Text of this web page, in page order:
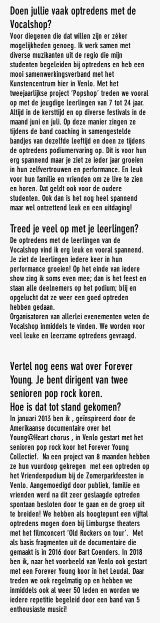
Doen jullie vaak optredens met de
Vocalshop?
Voor diegenen die dat willen zijn er zéker
mogelijkheden genoeg. Ik werk samen met
diverse muzikanten uit de regio die mijn
studenten begeleiden bij optredens en heb een
mooi samenwerkingsverband met het
Kunstencentrum hier in Venlo. Met het
tweejaarlijkse project ‘Popshop’ treden we vooral
op met de jeugdige leerlingen van 7 tot 24 jaar.
Altijd in de kersttijd en op diverse festivals in de
maand juni en juli. Op deze manier zingen ze
tijdens de band coaching in samengestelde
bandjes van dezelfde leeftijd en doen ze tijdens
de optredens podiumervaring op. Dit is voor hun
erg spannend maar je ziet ze ieder jaar groeien
in hun zelfvertrouwen en performance. En leuk
voor hun familie en vrienden om ze live te zien
en horen. Dat geldt ook voor de oudere
studenten. Ook dan is het nog heel spannend
maar wel ontzettend leuk en een uitdaging!
Treed je veel op met je leerlingen?
De optredens met de leerlingen van de
Vocalshop vind ik erg leuk en vooral spannend.
Je ziet de leerlingen iedere keer in hun
performance groeien! Op het einde van iedere
show zing ik soms even mee; dan is het feest en
staan alle deelnemers op het podium; blij en
opgelucht dat ze weer een goed optreden
hebben gedaan.
Organisatoren van allerlei evenementen weten de
Vocalshop inmiddels te vinden. We worden voor
veel leuke en leerzame optredens gevraagd.
Vertel nog eens wat over Forever
Young. Je bent dirigent van twee
senioren pop rock koren.
Hoe is dat tot stand gekomen?
In januari 2013 ben ik , geïnspireerd door de
Amerikaanse documentaire over het
Young@Heart chorus , in Venlo gestart met het
senioren pop rock koor het Forever Young
Collectief. Na een project van 8 maanden hebben
ze hun vuurdoop gekregen met een optreden op
het Vriendenpodium bij de Zomerparkfeesten in
Venlo. Aangemoedigd door publiek, familie en
vrienden werd na dit zeer geslaagde optreden
spontaan besloten door te gaan en de groep uit
te breiden! We hebben als hoogtepunt een vijftal
optredens mogen doen bij Limburgse theaters
met het filmconcert ‘Old Rockers on tour’. Met
als basis fragmenten uit de documentaire die
gemaakt is in 2016 door Bart Coenders. In 2018
ben ik, naar het voorbeeld van Venlo ook gestart
met een Forever Young koor in het Leudal. Daar
treden we ook regelmatig op en hebben we
inmiddels ook al weer 50 leden en worden we
iedere repetitie begeleid door een band van 5
enthousiaste musici!